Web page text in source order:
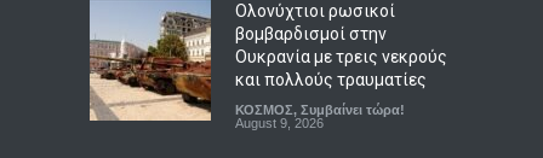
ΤΕΧΝΟΛΟΓΙΑ August 9, 2026
Ολονύχτιοι ρωσικοί
βομβαρδισμοί στην
Ουκρανία με τρεις νεκρούς
και πολλούς τραυματίες
ΚΟΣΜΟΣ, Συμβαίνει τώρα!
August 9, 2026